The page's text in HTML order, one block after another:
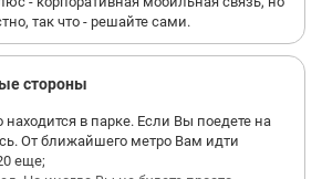
так что - решайте сами.
стороны
находится в парке. Если Вы поедете на
От ближайшего метро Вам идти
еще;